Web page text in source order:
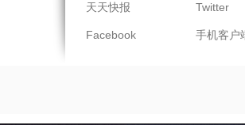
天天快报 Twitter
Facebook 手机客户